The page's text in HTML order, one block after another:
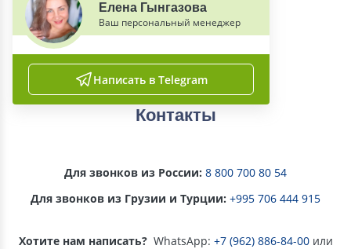
Елена Гынгазова
Ваш персональный менеджер
Написать в Telegram
Контакты
Для звонков из России: 8 800 700 80 54
Для звонков из Грузии и Турции: +995 706 444 915
Хотите нам написать? WhatsApp: +7 (962) 886-84-00или